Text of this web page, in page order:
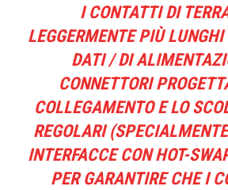
I CONTATTI DI
LEGGERMENTE PIÙ
DATI / DI
CONNETTORI
COLLEGAMENTO E LO
REGOLARI
INTERFACCE CON HOT-
PER GARANTIRE CHE I